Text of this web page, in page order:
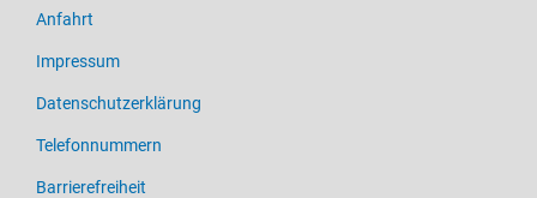
Anfahrt
Impressum
Datenschutzerklärung
Telefonnummern
Barrierefreiheit